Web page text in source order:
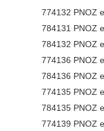
774132 PNOZ
784131 PNOZ
784132 PNOZ
774136 PNOZ
784136 PNOZ
774135 PNOZ
784135 PNOZ
774139 PNOZ